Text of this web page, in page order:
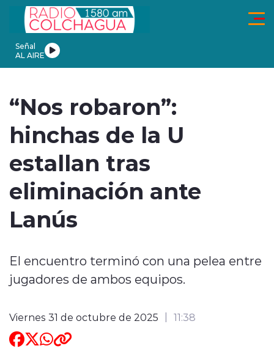
Click acá para ir directamente al contenido
Señal
AL AIRE
modo claro
“Nos robaron”:
hinchas de la U
estallan tras
eliminación ante
Lanús
El encuentro terminó con una pelea entre
jugadores de ambos equipos.
Viernes 31 de octubre de 2025 11:38